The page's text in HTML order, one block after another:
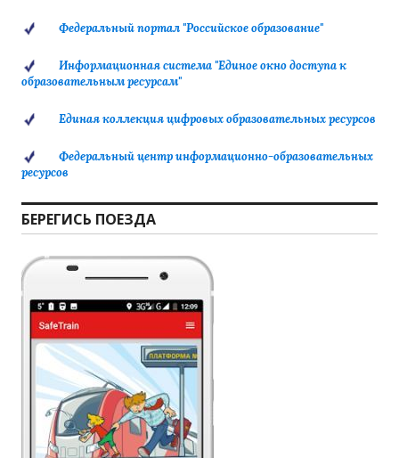
Федеральный портал "Российское образование"
Информационная система "Единое окно доступа к
образовательным ресурсам"
Единая коллекция цифровых образовательных ресурсов
Федеральный центр информационно-образовательных
ресурсов
БЕРЕГИСЬ ПОЕЗДА